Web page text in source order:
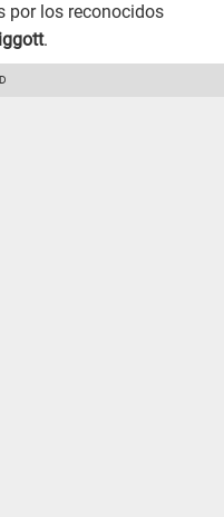
por los reconocidos
.